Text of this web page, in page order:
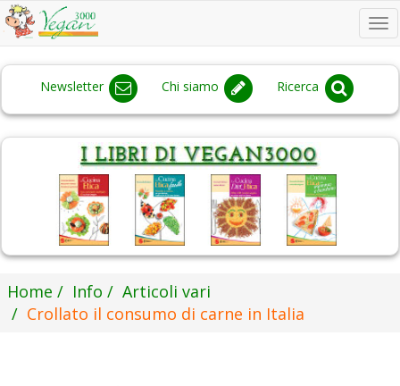
Newsletter Chi siamo Ricerca
Home Info
Articoli vari
Crollato il consumo di carne in Italia